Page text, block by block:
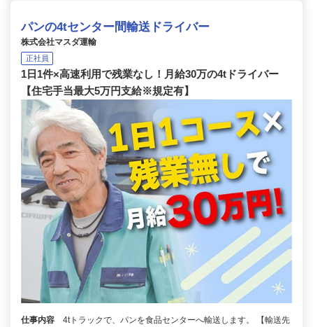
パンの4tセンター間輸送ドライバー
株式会社マスダ運輸
正社員
1日1件×高速利用で残業なし！月給30万の4tドライバー
【住宅手当最大5万円支給※規定有】
仕事内容
4tトラックで、パンを食品センターへ輸送します。 【輸送先